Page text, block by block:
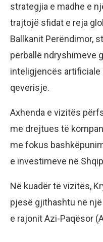
strategjia e madhe e
trajtojë sfidat e reja
Ballkanit Perëndimor,
përballë ndryshimeve
inteligjencës artificiale
qeverisje.
Axhenda e vizitës
me drejtues të
me fokus
e investimeve në
Në kuadër të vizitës,
pjesë gjithashtu në
e rajonit Azi-Paqësor